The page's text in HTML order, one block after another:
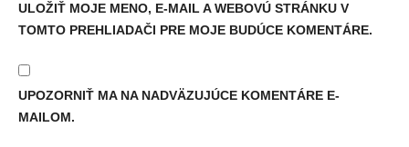
ULOŽIŤ MOJE MENO, E-MAIL A WEBOVÚ STRÁNKU V
TOMTO PREHLIADAČI PRE MOJE BUDÚCE KOMENTÁRE.
UPOZORNIŤ MA NA NADVÄZUJÚCE KOMENTÁRE E-
MAILOM.